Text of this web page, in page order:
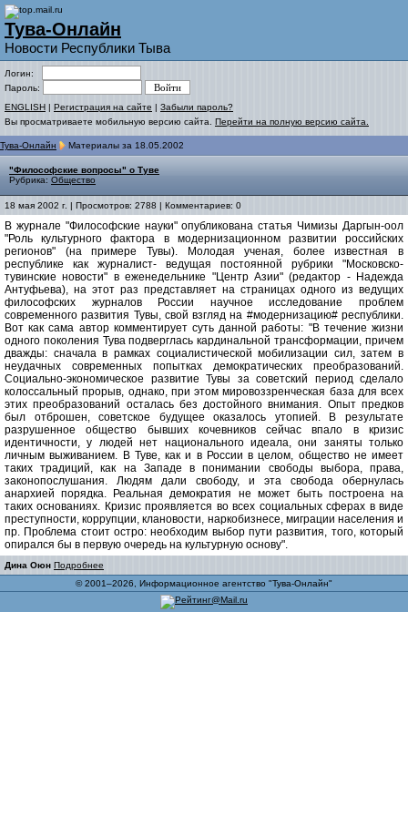
Тува-Онлайн
Новости Республики Тыва
Логин:
Пароль:
ENGLISH | Регистрация на сайте | Забыли пароль?
Вы просматриваете мобильную версию сайта. Перейти на полную версию сайта.
Тува-Онлайн Материалы за 18.05.2002
"Философские вопросы" о Туве
Рубрика: Общество
18 мая 2002 г. | Просмотров: 2788 | Комментариев: 0
В журнале "Философские науки" опубликована статья Чимизы Даргын-оол
"Роль культурного фактора в модернизационном развитии российских
регионов" (на примере Тувы). Молодая ученая, более известная в
республике как журналист- ведущая постоянной рубрики "Московско-
тувинские новости" в еженедельнике "Центр Азии" (редактор - Надежда
Антуфьева), на этот раз представляет на страницах одного из ведущих
философских журналов России научное исследование проблем
современного развития Тувы, свой взгляд на #модернизацию# республики.
Вот как сама автор комментирует суть данной работы: "В течение жизни
одного поколения Тува подверглась кардинальной трансформации, причем
дважды: сначала в рамках социалистической мобилизации сил, затем в
неудачных современных попытках демократических преобразований.
Социально-экономическое развитие Тувы за советский период сделало
колоссальный прорыв, однако, при этом мировоззренческая база для всех
этих преобразований осталась без достойного внимания. Опыт предков
был отброшен, советское будущее оказалось утопией. В результате
разрушенное общество бывших кочевников сейчас впало в кризис
идентичности, у людей нет национального идеала, они заняты только
личным выживанием. В Туве, как и в России в целом, общество не имеет
таких традиций, как на Западе в понимании свободы выбора, права,
законопослушания. Людям дали свободу, и эта свобода обернулась
анархией порядка. Реальная демократия не может быть построена на
таких основаниях. Кризис проявляется во всех социальных сферах в виде
преступности, коррупции, клановости, наркобизнесе, миграции населения и
пр. Проблема стоит остро: необходим выбор пути развития, того, который
опирался бы в первую очередь на культурную основу".
Дина Оюн Подробнее
© 2001–2026, Информационное агентство "Тува-Онлайн"